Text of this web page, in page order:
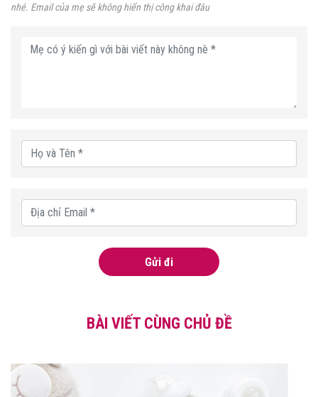
nhé. Email của mẹ sẽ không hiển thị công khai đâu
Gửi đi
BÀI VIẾT CÙNG CHỦ ĐỀ